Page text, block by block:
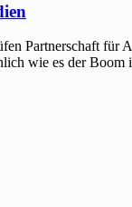
Partnerschaft
wie es der